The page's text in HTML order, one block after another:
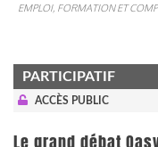
EMPLOI, FORMATION ET
PARTICIPATIF
ACCÈS PUBLIC